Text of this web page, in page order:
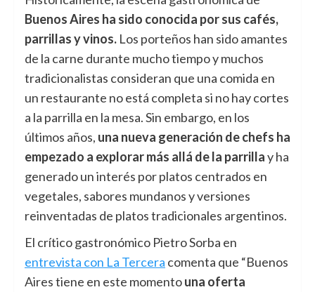
Buenos Aires ha sido conocida por sus cafés,
parrillas y vinos. Los porteños han sido amantes
de la carne durante mucho tiempo y muchos
tradicionalistas consideran que una comida en
un restaurante no está completa si no hay cortes
a la parrilla en la mesa. Sin embargo, en los
últimos años, una nueva generación de chefs ha
empezado a explorar más allá de la parrillay ha
generado un interés por platos centrados en
vegetales, sabores mundanos y versiones
reinventadas de platos tradicionales argentinos.
El crítico gastronómico Pietro Sorba en
entrevista con La Tercera comenta que “Buenos
Aires tiene en este momentouna oferta